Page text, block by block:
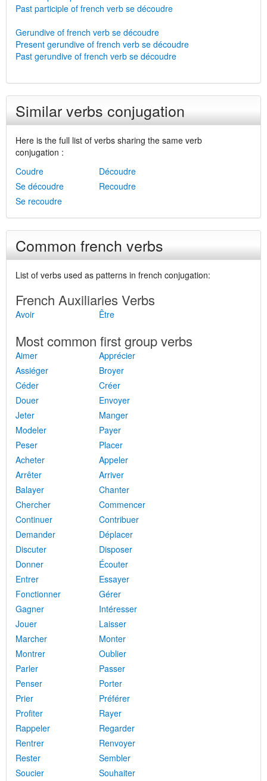
Past participle of french verb se découdre
Gerundive of french verb se découdre
Present gerundive of french verb se découdre
Past gerundive of french verb se découdre
Similar verbs conjugation
Here is the full list of verbs sharing the same verb
conjugation :
Coudre
Découdre
Se découdre
Recoudre
Se recoudre
Common french verbs
List of verbs used as patterns in french conjugation:
French Auxiliaries Verbs
Avoir Être
Most common first group verbs
Aimer
Apprécier
Assiéger
Broyer
Céder
Créer
Douer
Envoyer
Jeter
Manger
Modeler
Payer
Peser
Placer
Acheter
Appeler
Arrêter
Arriver
Balayer
Chanter
Chercher
Commencer
Continuer
Contribuer
Demander
Déplacer
Discuter
Disposer
Donner
Écouter
Entrer
Essayer
Fonctionner
Gérer
Gagner
Intéresser
Jouer
Laisser
Marcher
Monter
Montrer
Oublier
Parler
Passer
Penser
Porter
Prier
Préférer
Profiter
Rayer
Rappeler
Regarder
Rentrer
Renvoyer
Rester
Sembler
Soucier
Souhaiter